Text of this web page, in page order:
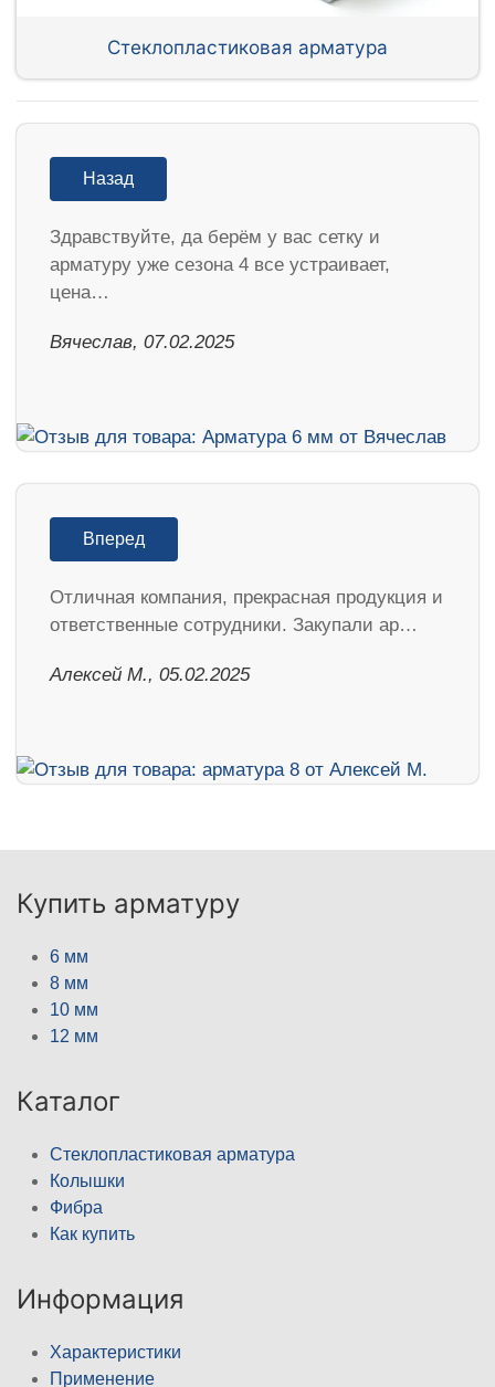
Стеклопластиковая арматура
Назад
Здравствуйте, да берём у вас сетку и
арматуру уже сезона 4 все устраивает,
цена…
Вячеслав, 07.02.2025
Вперед
Отличная компания, прекрасная продукция и
ответственные сотрудники. Закупали ар…
Алексей М., 05.02.2025
Купить арматуру
6 мм
8 мм
10 мм
12 мм
Каталог
Стеклопластиковая арматура
Колышки
Фибра
Как купить
Информация
Характеристики
Применение